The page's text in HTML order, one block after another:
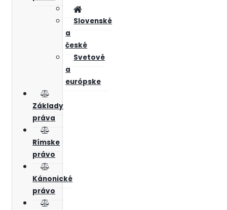
Slovenské
a
české
Svetové
a
európske
Základy
práva
Rímske
právo
Kánonické
právo